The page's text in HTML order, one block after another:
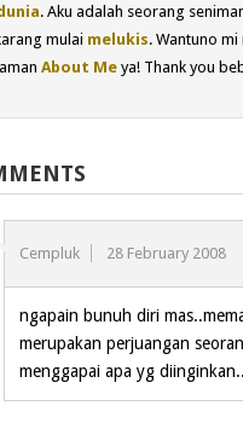
. Aku adalah seorang
mulai melukis. Wantuno mi
About Meya! Thank you
Cempluk 28 February 2008
ngapain bunuh diri
merupakan perjuangan
menggapai apa yg